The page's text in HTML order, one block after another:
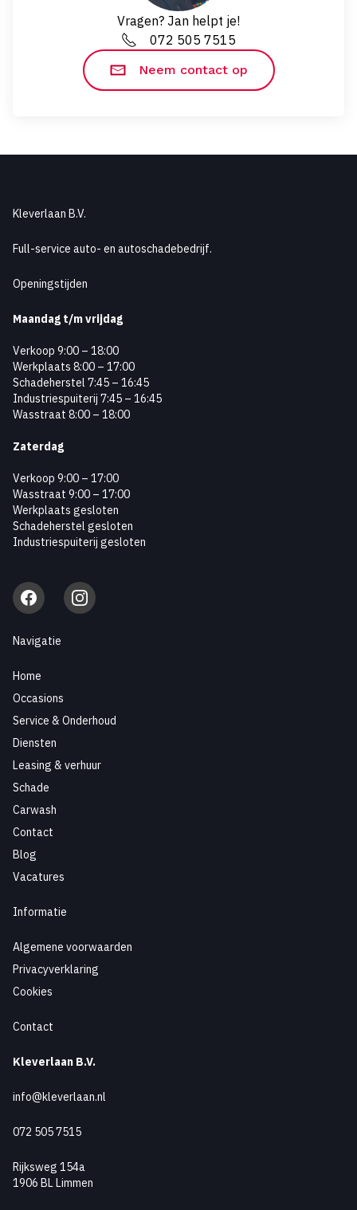
Vragen? Jan helpt je!
072 505 7515
Neem contact op
Kleverlaan B.V.
Full-service auto- en autoschadebedrijf.
Openingstijden
Maandag t/m vrijdag
Verkoop 9:00 – 18:00
Werkplaats 8:00 – 17:00
Schadeherstel 7:45 – 16:45
Industriespuiterij 7:45 – 16:45
Wasstraat 8:00 – 18:00
Zaterdag
Verkoop 9:00 – 17:00
Wasstraat 9:00 – 17:00
Werkplaats gesloten
Schadeherstel gesloten
Industriespuiterij gesloten
Facebook Instagram
Navigatie
Home
Occasions
Service & Onderhoud
Diensten
Leasing & verhuur
Schade
Carwash
Contact
Blog
Vacatures
Informatie
Algemene voorwaarden
Privacyverklaring
Cookies
Contact
Kleverlaan B.V.
info@kleverlaan.nl
072 505 7515
Rijksweg 154a
1906 BL Limmen